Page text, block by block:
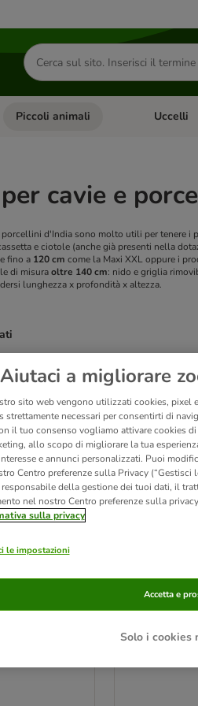
Cerca
prodotti
Apri Menu Categoria: Diete e
Piccoli animali Apri
Uccelli
cavie e
porcellini d'India sono molto utili per tenere
e ciotole (anche già presenti nella
fino a 120 cm come la Maxi XXL oppure i
di misuraoltre 140 cm: nido e griglia
lunghezza x profondità x altezza.
been changed
animali
Étagère
L 93,5 x P 63 x
Gabbia
blu scuro
Aiutaci a migliorare
sito web vengono utilizzati cookies, pixel
strettamente necessari per consentirti di
il tuo consenso vogliamo attivare cookies
allo scopo di migliorare la tua
e annunci personalizzati. Puoi
Centro preferenze sulla Privacy
della gestione dei tuoi dati, il
nel nostro Centro preferenze sulla
sulla privacy
le impostazioni
Solo i cookies
Accetta e